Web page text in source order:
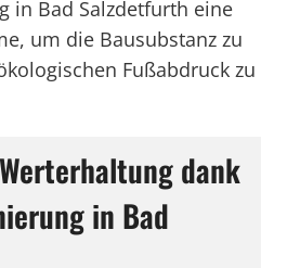
in Bad Salzdetfurth eine
um die Bausubstanz zu
Fußabdruck zu
dank
in Bad